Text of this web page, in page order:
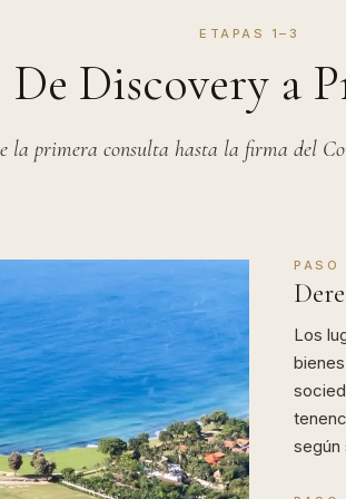
ETAPAS 1–3
De Discovery a
la primera consulta hasta la firma del
PASO
Los
según